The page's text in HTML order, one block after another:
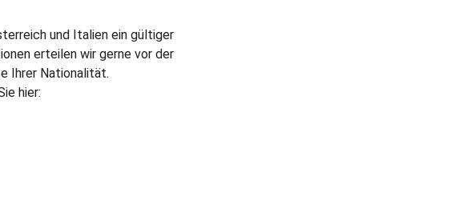
und Italien ein gültiger
erteilen wir gerne vor der
Ihrer Nationalität.
hier: